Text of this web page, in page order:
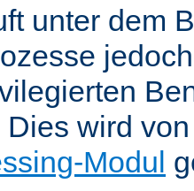
unter dem
Dies wird
Modul